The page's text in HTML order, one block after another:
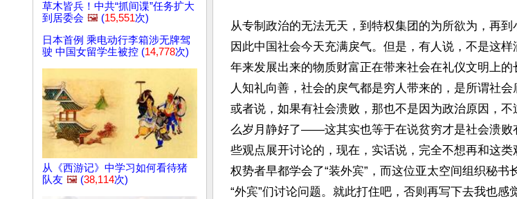
草木皆兵！中共“抓间谍”任务扩大
到居委会 🖼️ (15,551次)
日本首例 乘电动行李箱涉无牌驾
驶 中国女留学生被控 (14,778次)
从《西游记》中学习如何看待猪
队友 🖼️ (38,114次)
从专制政治的无法无天，到特权集团的为所欲为，再到
因此中国社会今天充满戾气。但是，有人说，不是这
年来发展出来的物质财富正在带来社会在礼仪文明上
人知礼向善，社会的戾气都是穷人带来的，是所谓社
或者说，如果有社会溃败，那也不是因为政治原因，
么岁月静好了——这其实也等于在说贫穷才是社会溃败
些观点展开讨论的，现在，实话说，完全不想再和这
权势者早都学会了“装外宾”，而这位亚太空间组织秘
“外宾”们讨论问题。就此打住吧，否则再写下去我也